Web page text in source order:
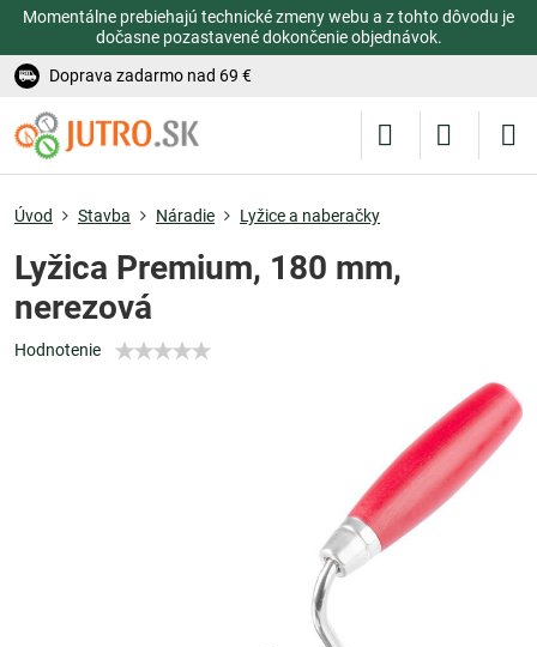
Momentálne prebiehajú technické zmeny webu a z tohto dôvodu je
dočasne pozastavené dokončenie objednávok.
Doprava zadarmo nad 69 €
Úvod Stavba Náradie Lyžice a naberačky
Lyžica Premium, 180 mm,
nerezová
Hodnotenie